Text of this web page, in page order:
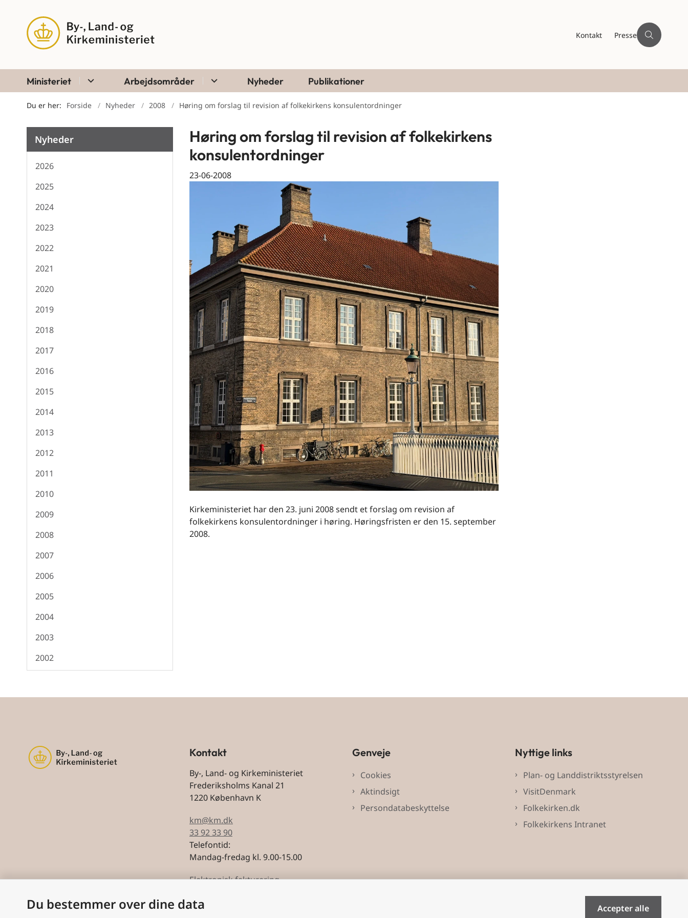
Kontakt Presse
Ministeriet Arbejdsområder Nyheder Publikationer
Du er her: Forside Nyheder 2008 Høring om forslag til revision af folkekirkens konsulentordninger
Nyheder
2026
2025
2024
2023
2022
2021
2020
2019
2018
2017
2016
2015
2014
2013
2012
2011
2010
2009
2008
2007
2006
2005
2004
2003
2002
Høring om forslag til revision af folkekirkens
konsulentordninger
23-06-2008
Kirkeministeriet har den 23. juni 2008 sendt et forslag om revision af
folkekirkens konsulentordninger i høring. Høringsfristen er den 15. september
2008.
Kontakt
By-, Land- og Kirkeministeriet
Frederiksholms Kanal 21
1220 København K
km@km.dk
33 92 33 90
Telefontid:
Mandag-fredag kl. 9.00-15.00
Elektronisk fakturering
CVR: 59743228
Genveje
Cookies
Aktindsigt
Persondatabeskyttelse
Nyttige links
Plan- og Landdistriktsstyrelsen
VisitDenmark
Folkekirken.dk
Folkekirkens Intranet
Du bestemmer over dine data Accepter alle